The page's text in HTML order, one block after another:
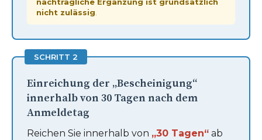
nachträgliche Ergänzung ist grundsätzlich
nicht zulässig.
SCHRITT 2
Einreichung der „Bescheinigung“
innerhalb von 30 Tagen nach dem
Anmeldetag
Reichen Sie innerhalb von „30 Tagen“ ab